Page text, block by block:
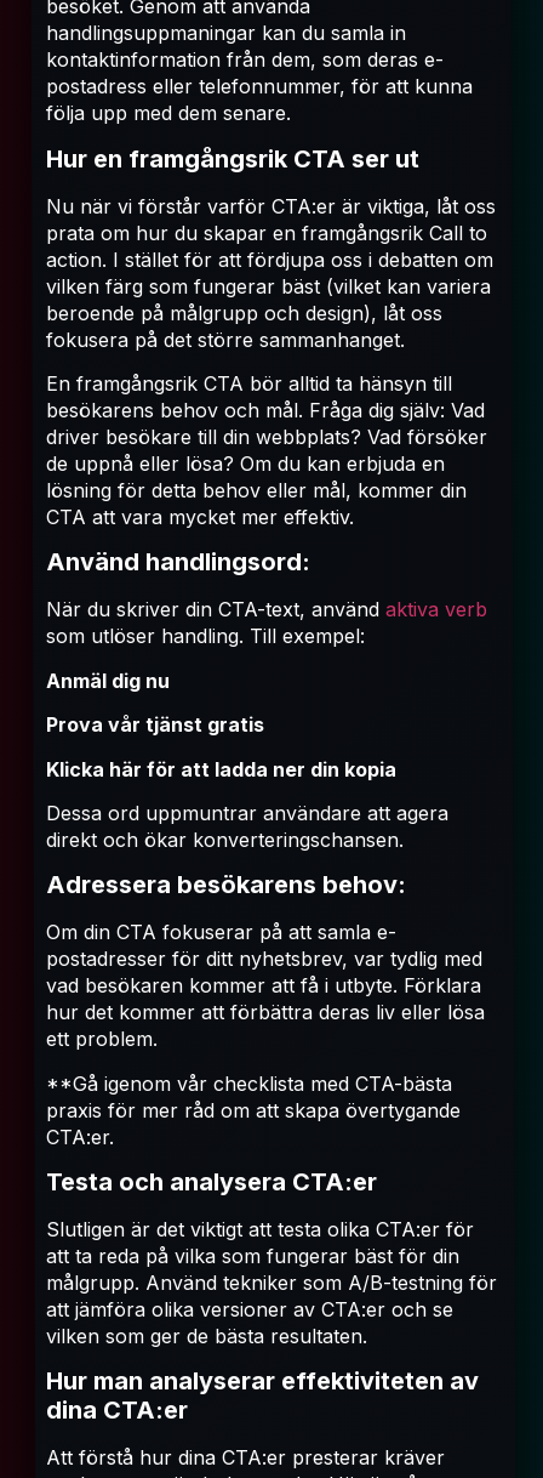
besöket. Genom att använda
handlingsuppmaningar kan du samla in
kontaktinformation från dem, som deras e-
postadress eller telefonnummer, för att kunna
följa upp med dem senare.
Hur en framgångsrik CTA ser ut
Nu när vi förstår varför CTA:er är viktiga, låt oss
prata om hur du skapar en framgångsrik Call to
action. I stället för att fördjupa oss i debatten om
vilken färg som fungerar bäst (vilket kan variera
beroende på målgrupp och design), låt oss
fokusera på det större sammanhanget.
En framgångsrik CTA bör alltid ta hänsyn till
besökarens behov och mål. Fråga dig själv: Vad
driver besökare till din webbplats? Vad försöker
de uppnå eller lösa? Om du kan erbjuda en
lösning för detta behov eller mål, kommer din
CTA att vara mycket mer effektiv.
Använd handlingsord:
När du skriver din CTA-text, använd aktiva verb
som utlöser handling. Till exempel:
Anmäl dig nu
Prova vår tjänst gratis
Klicka här för att ladda ner din kopia
Dessa ord uppmuntrar användare att agera
direkt och ökar konverteringschansen.
Adressera besökarens behov:
Om din CTA fokuserar på att samla e-
postadresser för ditt nyhetsbrev, var tydlig med
vad besökaren kommer att få i utbyte. Förklara
hur det kommer att förbättra deras liv eller lösa
ett problem.
**Gå igenom vår checklista med CTA-bästa
praxis för mer råd om att skapa övertygande
CTA:er.
Testa och analysera CTA:er
Slutligen är det viktigt att testa olika CTA:er för
att ta reda på vilka som fungerar bäst för din
målgrupp. Använd tekniker som A/B-testning för
att jämföra olika versioner av CTA:er och se
vilken som ger de bästa resultaten.
Hur man analyserar effektiviteten av
dina CTA:er
Att förstå hur dina CTA:er presterar kräver